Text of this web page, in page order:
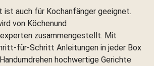
ist auch für Kochanfänger geeignet.
von Köchenund
zusammengestellt. Mit
für-Schritt Anleitungen in jeder Box
hochwertige Gerichte